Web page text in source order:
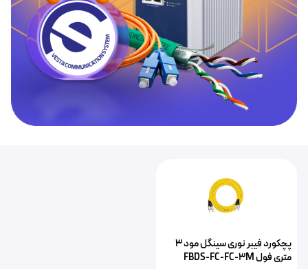
پچکورد فیبر نوری سینگل مود ۳
متری فول FBDS-FC-FC-3M